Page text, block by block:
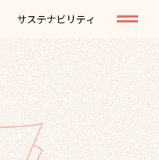
サステナビリティ